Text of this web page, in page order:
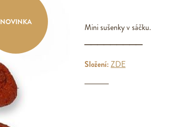
NOVINKA
Mini sušenky v sáčku.
Složení:ZDE